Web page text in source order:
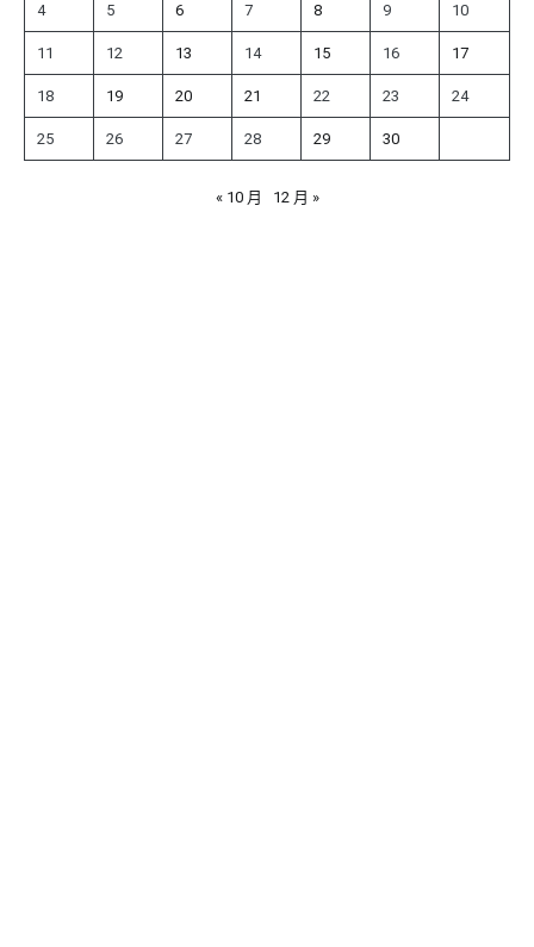
4 5 6 7 8 9 10
11 12 13 14 15 16 17
18 19 20 21 22 23 24
25 26 27 28 29 30
« 10 月 12 月 »